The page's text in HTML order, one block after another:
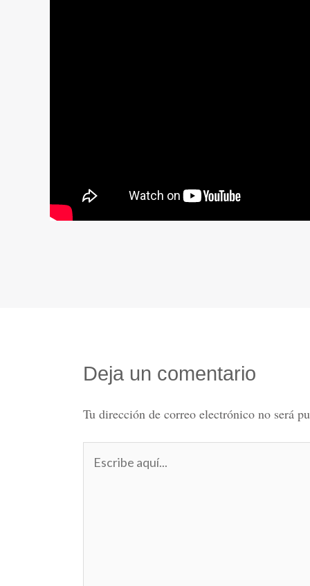
Deja un comentario
Tu dirección de correo electrónico no será
aquí...